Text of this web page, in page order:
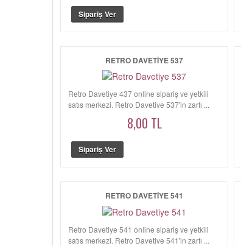
RETRO DAVETIYE 537
Retro Davetiye 437 online sipariş ve yetkili
satış merkezi. Retro Davetiye 537'in zarfı ...
8,00 TL
RETRO DAVETIYE 541
Retro Davetiye 541 online sipariş ve yetkili
satış merkezi. Retro Davetiye 541'in zarfı ...